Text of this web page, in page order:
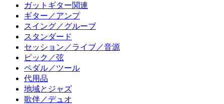
ガットギター関連
ギター／アンプ
スイング／グルーブ
スタンダード
セッション／ライブ／音源
ピック／弦
ペダル／ツール
代用品
地域とジャズ
歌伴／デュオ